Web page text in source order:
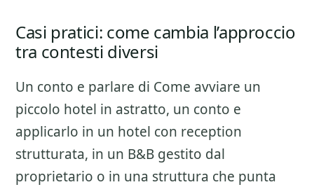
Casi pratici: come cambia l’approccio
tra contesti diversi
Un conto e parlare di Come avviare un
piccolo hotel in astratto, un conto e
applicarlo in un hotel con reception
strutturata, in un B&B gestito dal
proprietario o in una struttura che punta